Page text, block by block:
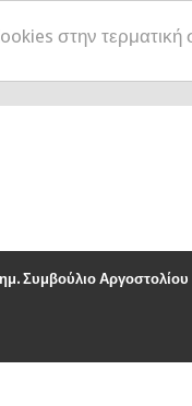
στην
Συμβούλιο Αργοστολίου